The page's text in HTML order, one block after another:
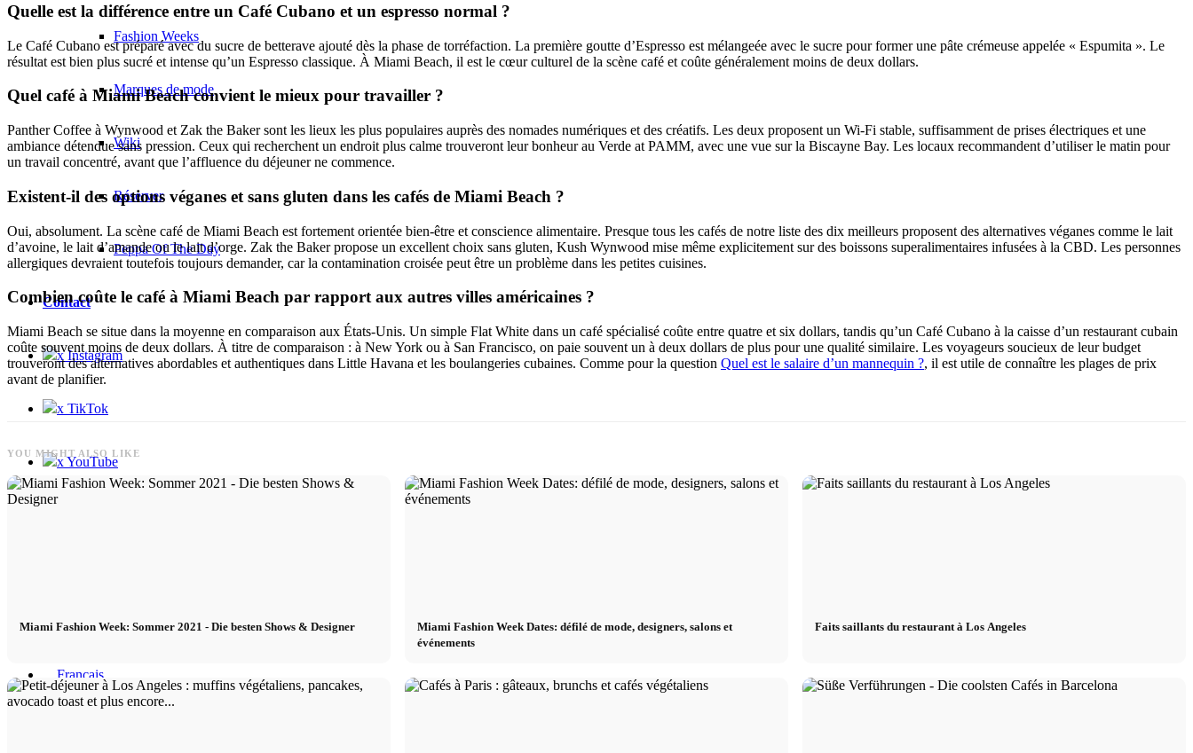
Fashion Weeks
Marques de mode
Wiki
Réserver
Peppa Of The Day
Contact
x Instagram
x TikTok
x YouTube
Quelle est la différence entre un Café Cubano et un espresso normal ?
Le Café Cubano est préparé avec du sucre de betterave ajouté dès la phase de torréfaction. La première goutte d’Espresso est mélangeée avec le sucre pour former une pâte crémeuse appelée « Espumita ». Le
résultat est bien plus sucré et intense qu’un Espresso classique. À Miami Beach, il est le cœur culturel de la scène café et coûte généralement moins de deux dollars.
Quel café à Miami Beach convient le mieux pour travailler ?
Panther Coffee à Wynwood et Zak the Baker sont les lieux les plus populaires auprès des nomades numériques et des créatifs. Les deux proposent un Wi-Fi stable, suffisamment de prises électriques et une
ambiance détendue sans pression. Ceux qui recherchent un endroit plus calme trouveront leur bonheur au Verde at PAMM, avec une vue sur la Biscayne Bay. Les locaux recommandent d’utiliser le matin pour
un travail concentré, avant que l’affluence du déjeuner ne commence.
Existent-il des options véganes et sans gluten dans les cafés de Miami Beach ?
Oui, absolument. La scène café de Miami Beach est fortement orientée bien-être et conscience alimentaire. Presque tous les cafés de notre liste des dix meilleurs proposent des alternatives véganes comme le lait
d’avoine, le lait d’amande ou le lait d’orge. Zak the Baker propose un excellent choix sans gluten, Kush Wynwood mise même explicitement sur des boissons superalimentaires infusées à la CBD. Les personnes
allergiques devraient toutefois toujours demander, car la contamination croisée peut être un problème dans les petites cuisines.
Combien coûte le café à Miami Beach par rapport aux autres villes américaines ?
Miami Beach se situe dans la moyenne en comparaison aux États-Unis. Un simple Flat White dans un café spécialisé coûte entre quatre et six dollars, tandis qu’un Café Cubano à la caisse d’un restaurant cubain
coûte souvent moins de deux dollars. À titre de comparaison : à New York ou à San Francisco, on paie souvent un à deux dollars de plus pour une qualité similaire. Les voyageurs soucieux de leur budget
trouveront des alternatives abordables et authentiques dans Little Havana et les boulangeries cubaines. Comme pour la question Quel est le salaire d’un mannequin ?, il est utile de connaître les plages de prix
avant de planifier.
YOU MIGHT ALSO LIKE
Miami Fashion Week: Sommer 2021 - Die besten Shows & Designer
Miami Fashion Week Dates: défilé de mode, designers, salons et
événements
Faits saillants du restaurant à Los Angeles